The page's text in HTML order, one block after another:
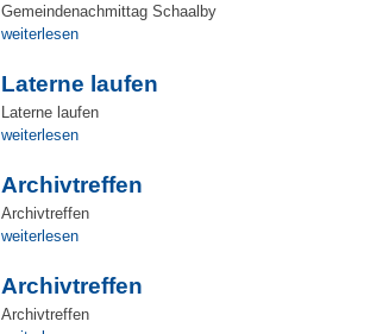
Gemeindenachmittag Schaalby
weiterlesen
Laterne laufen
Laterne laufen
weiterlesen
Archivtreffen
Archivtreffen
weiterlesen
Archivtreffen
Archivtreffen